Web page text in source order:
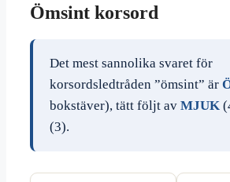
Ömsint korsord
Det mest sannolika svaret för
korsordsledtråden ”ömsint” är
bokstäver), tätt följt av MJUK
(3).